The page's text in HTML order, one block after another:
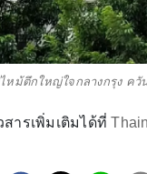
หม้ตึกใหญ่ใจกลางกรุง ควั
ารเพิ่มเติมได้ที่